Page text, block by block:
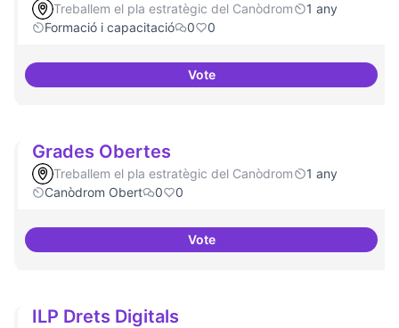
Treballem el pla estratègic del Canòdrom
1 any
Formació i capacitació
0 0
VoteCol·laboració amb Torre
Grades Obertes
Treballem el pla estratègic del Canòdrom
1 any
Canòdrom Obert
0 0
VoteGrades Obertes
ILP Drets Digitals